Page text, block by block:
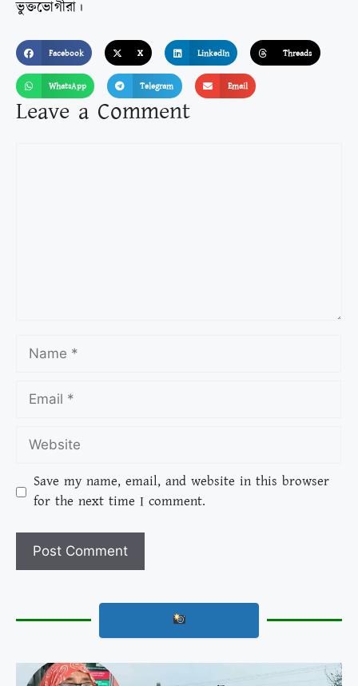
ভুক্তভোগীরা।
Facebook X LinkedIn Threads
WhatsApp Telegram Email
Leave a Comment
Save my name, email, and website in this browser
for the next time I comment.